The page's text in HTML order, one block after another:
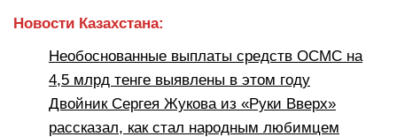
Новости Казахстана:
Необоснованные выплаты средств ОСМС на
4,5 млрд тенге выявлены в этом году
Двойник Сергея Жукова из «Руки Вверх»
рассказал, как стал народным любимцем